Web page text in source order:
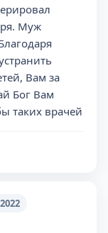
Муж
Вам за
Бог Вам
таких врачей️